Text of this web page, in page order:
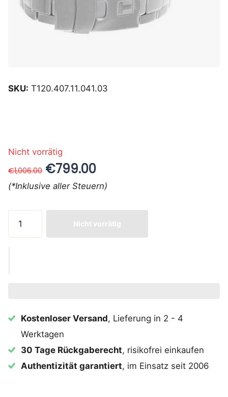
SKU: T120.407.11.041.03
Nicht vorrätig
€1,006.00 €799.00
(*Inklusive aller Steuern)
Nicht vorrätig
Kostenloser Versand, Lieferung in 2 - 4
Werktagen
30 Tage Rückgaberecht, risikofrei einkaufen
Authentizität garantiert, im Einsatz seit 2006